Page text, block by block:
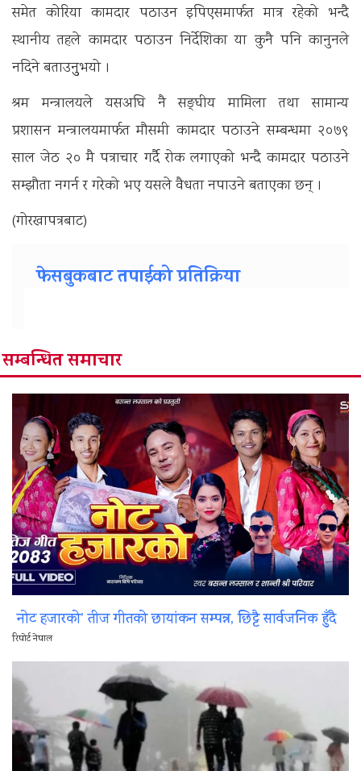
समेत कोरिया कामदार पठाउन इपिएसमार्फत मात्र रहेको भन्दै
स्थानीय तहले कामदार पठाउन निर्देशिका या कुनै पनि कानुनले
नदिने बताउनुुभयो ।
श्रम मन्त्रालयले यसअघि नै सङ्घीय मामिला तथा सामान्य
प्रशासन मन्त्रालयमार्फत मौसमी कामदार पठाउने सम्बन्धमा २०७९
साल जेठ २० मै पत्राचार गर्दै रोक लगाएको भन्दै कामदार पठाउने
सम्झौता नगर्न र गरेको भए यसले वैधता नपाउने बताएका छन् ।
(गोरखापत्रबाट)
फेसबुकबाट तपाईको प्रतिक्रिया
सम्बन्धित समाचार
नोट हजारको’ तीज गीतको छायांकन सम्पन्न, छिट्टै सार्वजनिक हुँदै
रिपोर्ट नेपाल